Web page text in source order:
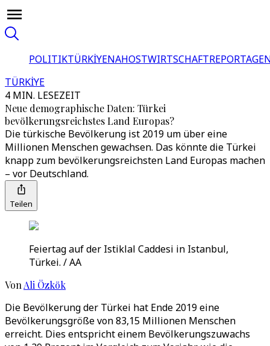
POLITIKTÜRKİYENAHOSTWIRTSCHAFT
TÜRKİYE
4 MIN. LESEZEIT
Neue demographische Daten: Türkei
bevölkerungsreichstes Land Europas?
Die türkische Bevölkerung ist 2019 um über eine
Millionen Menschen gewachsen. Das könnte die Türkei
knapp zum bevölkerungsreichsten Land Europas machen
– vor Deutschland.
Teilen
Feiertag auf der Istiklal Caddesi in Istanbul,
Türkei. / AA
Von Ali Özkök
Die Bevölkerung der Türkei hat Ende 2019 eine
Bevölkerungsgröße von 83,15 Millionen Menschen
erreicht. Dies entspricht einem Bevölkerungszuwachs